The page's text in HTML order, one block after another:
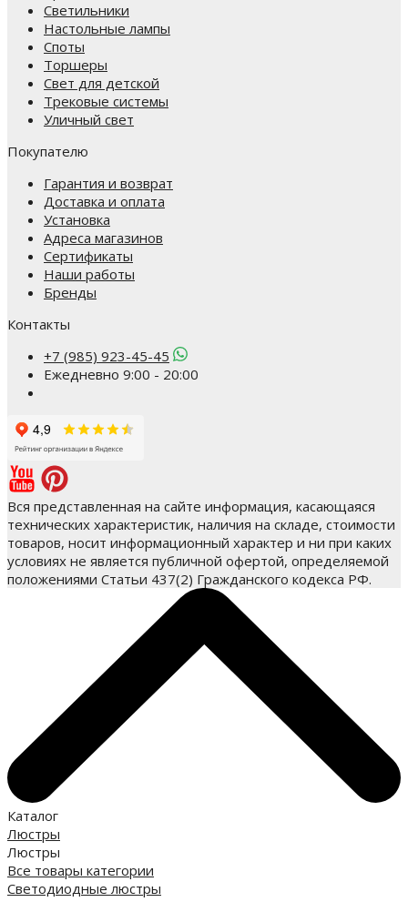
Светильники
Настольные лампы
Споты
Торшеры
Свет для детской
Трековые системы
Уличный свет
Покупателю
Гарантия и возврат
Доставка и оплата
Установка
Адреса магазинов
Сертификаты
Наши работы
Бренды
Контакты
+7 (985) 923-45-45
Ежедневно 9:00 - 20:00
Вся представленная на сайте информация, касающаяся
технических характеристик, наличия на складе, стоимости
товаров, носит информационный характер и ни при каких
условиях не является публичной офертой, определяемой
положениями Статьи 437(2) Гражданского кодекса РФ.
Каталог
Люстры
Люстры
Все товары категории
Светодиодные люстры